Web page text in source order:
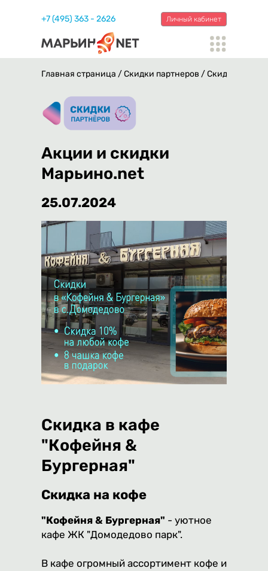
+7 (495) 363 - 2626 Личный кабинет
Главная страница /Скидки партнеров /Скидка в
Акции и скидки
Марьино.net
25.07.2024
Скидка в кафе
"Кофейня &
Бургерная"
Скидка на кофе
"Кофейня & Бургерная" - уютное
кафе ЖК "Домодедово парк".
В кафе огромный ассортимент кофе и